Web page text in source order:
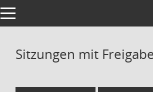
Toggle navigation
Sitzungen mit